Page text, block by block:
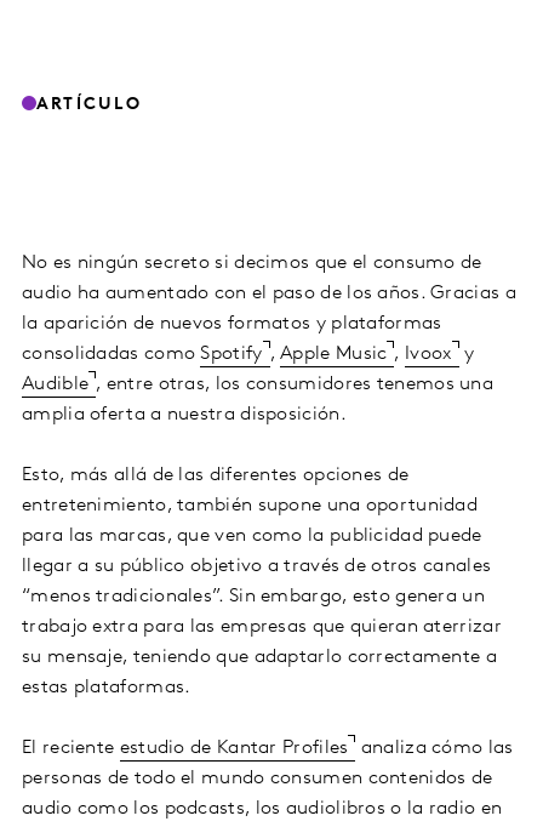
ARTÍCULO
No es ningún secreto si decimos que el consumo de
audio ha aumentado con el paso de los años. Gracias a
la aparición de nuevos formatos y plataformas
consolidadas comoSpotify ,Apple Music , Ivoox y
Audible , entre otras, los consumidores tenemos una
amplia oferta a nuestra disposición.
Esto, más allá de las diferentes opciones de
entretenimiento, también supone una oportunidad
para las marcas, que ven como la publicidad puede
llegar a su público objetivo a través de otros canales
“menos tradicionales”. Sin embargo, esto genera un
trabajo extra para las empresas que quieran aterrizar
su mensaje, teniendo que adaptarlo correctamente a
estas plataformas.
El reciente estudio de Kantar Profiles
analiza cómo las
personas de todo el mundo consumen contenidos de
audio como los podcasts, los audiolibros o la radio en